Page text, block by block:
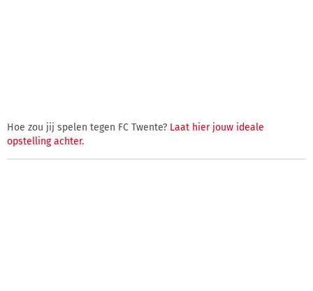
Hoe zou jij spelen tegen FC Twente? Laat hier jouw ideale
opstelling achter.